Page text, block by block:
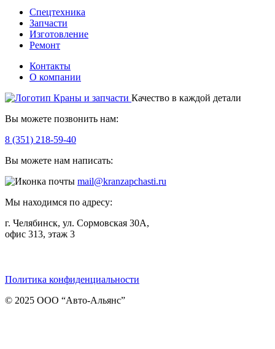
Спецтехника
Запчасти
Изготовление
Ремонт
Контакты
О компании
Качество в каждой детали
Вы можете позвонить нам:
8 (351) 218-59-40
Вы можете нам написать:
mail@kranzapchasti.ru
Мы находимся по адресу:
г. Челябинск, ул. Сормовская 30А,
офис 313, этаж 3
Политика конфиденциальности
© 2025 ООО “Авто-Альянс”